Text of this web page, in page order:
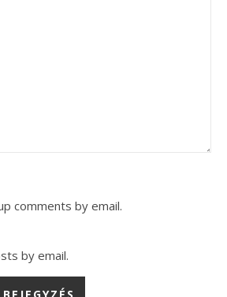
comments by email.
by email.